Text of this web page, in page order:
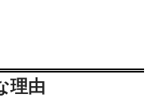
理由